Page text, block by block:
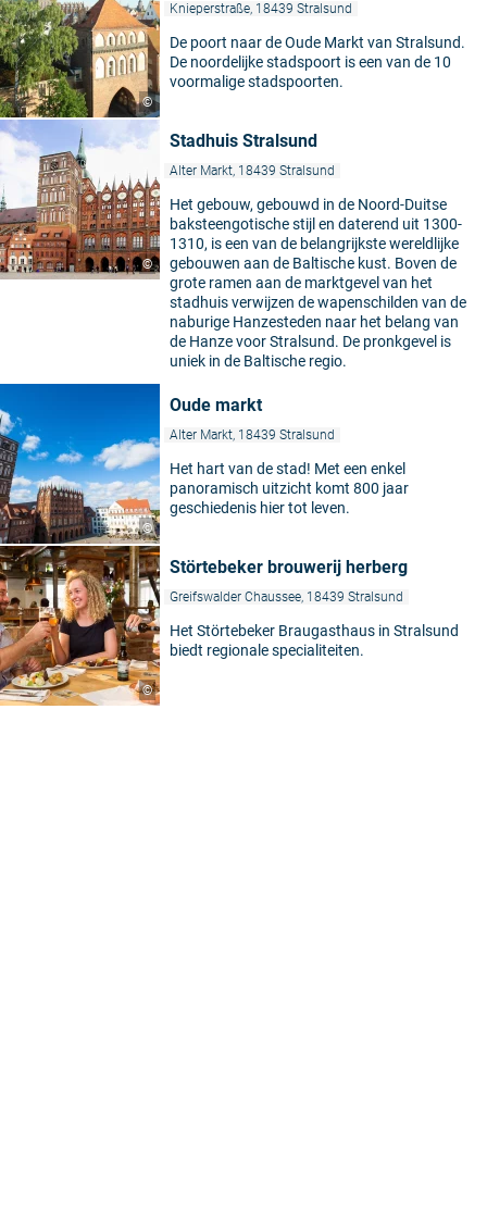
©
Knieperstraße, 18439 Stralsund
De poort naar de Oude Markt van Stralsund.
De noordelijke stadspoort is een van de 10
voormalige stadspoorten.
©
Stadhuis Stralsund
Alter Markt, 18439 Stralsund
Het gebouw, gebouwd in de Noord-Duitse
baksteengotische stijl en daterend uit 1300-
1310, is een van de belangrijkste wereldlijke
gebouwen aan de Baltische kust. Boven de
grote ramen aan de marktgevel van het
stadhuis verwijzen de wapenschilden van de
naburige Hanzesteden naar het belang van
de Hanze voor Stralsund. De pronkgevel is
uniek in de Baltische regio.
©
Oude markt
Alter Markt, 18439 Stralsund
Het hart van de stad! Met een enkel
panoramisch uitzicht komt 800 jaar
geschiedenis hier tot leven.
©
Störtebeker brouwerij herberg
Greifswalder Chaussee, 18439 Stralsund
Het Störtebeker Braugasthaus in Stralsund
biedt regionale specialiteiten.